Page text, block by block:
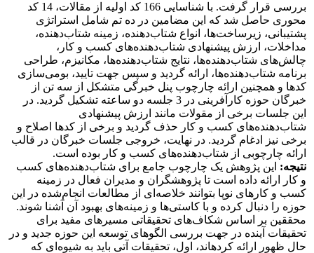
بررسی قرار گرفت. با شناسایی 166 کد اولیه از مقالات، 14 کد
محوری حاصل شد که این مضامین در ده تم شامل استراتژی
پشتیبانی، زیرساخت‌ها، انواع شتاب‌دهنده، زمینه شتاب‌دهنده،
مداخلات، ارزش پیشنهادی شتاب‌دهنده‌های کسب و کار،
چالش‌های شتاب‌دهنده‌ها، نتایج شتاب‌دهنده‌ها، مکانیزم، طراحی
برنامه شتاب‌دهنده‌ها، ارائه گردید و سپس جهت تایید، بومی‌سازی
کدها و همچنین ارائه چارچوب پنل خبرگی متشکل از سه تن از
خبرگان حوزه کارآفرینی در 3 جلسه دو ساعته تشکیل گردید. در
این جلسات برخی از مقولات مانند ارزش پیشنهادی
شتاب‌دهنده‌های کسب و کار حذف گردید و برخی از کدها اصلاح و
برخی نیز ادغام گردید. در نهایت، خروجی جلسات خبرگان در قالب
ارائه چارچوبی از شتاب‌دهنده‌های کسب و کار بوده است.
نتیجه: این پژوهش یک چارچوب جامع برای شتاب‌دهنده‌های کسب
و کار ارائه داده است تا پژوهشگران و مدیران فعال در زمینه
کسب و کارهای نوپا بتوانند خلاصه‌ای از مطالعات انجام‌شده در این
حوزه را دنبال کرده و با کاستی‌ها و زمینه‌های بهبود آن آشنا شوند.
محققین بر اساس شکاف‌های تحقیقاتی مسیرهای مفید برای
تحقیقات آینده در جهت بررسی الگوهای توسعه این حوزه جدید و در
حال ظهور ارائه کرده­اند، اول، تحقیقات آتی باید به شیوه‌ای که